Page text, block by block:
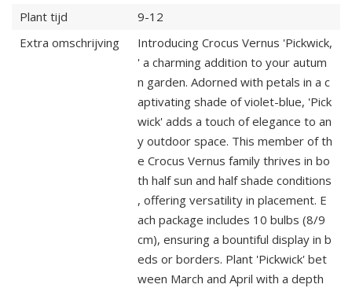
Plant tijd
9-12
Extra omschrijving
Introducing Crocus Vernus 'Pickwick,
' a charming addition to your autum
n garden. Adorned with petals in a c
aptivating shade of violet-blue, 'Pick
wick' adds a touch of elegance to an
y outdoor space. This member of th
e Crocus Vernus family thrives in bo
th half sun and half shade conditions
, offering versatility in placement. E
ach package includes 10 bulbs (8/9
cm), ensuring a bountiful display in b
eds or borders. Plant 'Pickwick' bet
ween March and April with a depth